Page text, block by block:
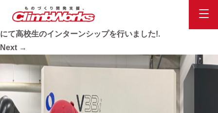
マシニング加工①_4053
Published2026.2.5at1664 × 1248
東京テクニカルセンター
にて高校生のインターンシップを行いました!.
Next →